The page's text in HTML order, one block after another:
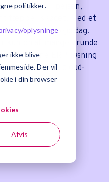
politikker.
oplysninge
ikke blive
Der vil
i din browser
Afvis
Med bål i pejsen,
tæppe i skødet. Med et
være din arbejdsdag.
kun én af mange grunde
moderne ERP-løsning
til at vælge et cloud-